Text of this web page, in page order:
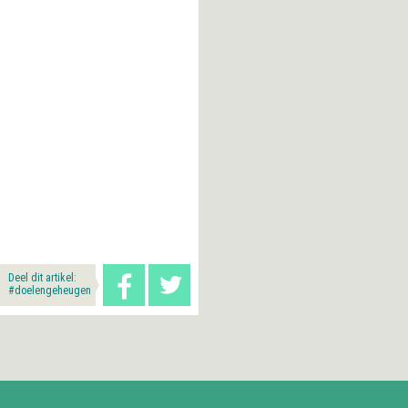
Deel dit artikel:
#doelengeheugen